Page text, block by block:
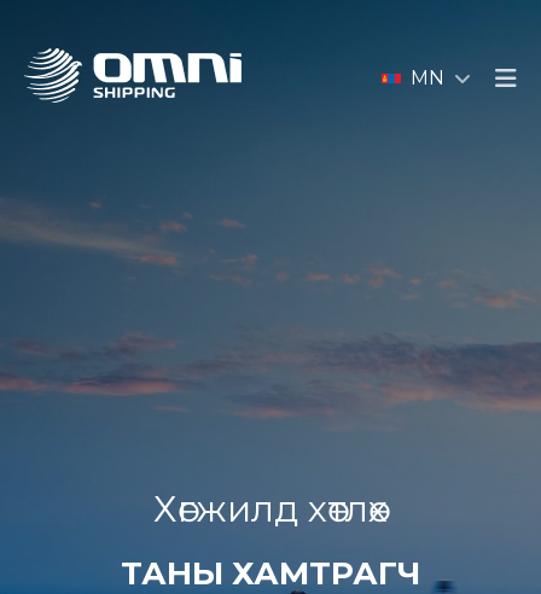
MN
Хөгжилд хөтлөх
ТАНЫ ХАМТРАГЧ